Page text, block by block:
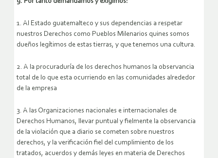
1. Al Estado guatemalteco y sus dependencias a respetar
nuestros Derechos como Pueblos Milenarios quines somos
dueños legítimos de estas tierras, y que tenemos una cultura.
2. A la procuraduría de los derechos humanos la observancia
total de lo que esta ocurriendo en las comunidades alrededor
de la empresa
3. A las Organizaciones nacionales e internacionales de
Derechos Humanos, llevar puntual y fielmente la observancia
de la violación que a diario se cometen sobre nuestros
derechos, y la verificación fiel del cumplimiento de los
tratados, acuerdos y demás leyes en materia de Derechos